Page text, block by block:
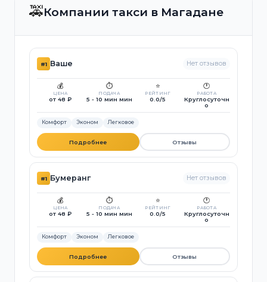
🚕Компании такси в Магадане
#1 Ваше Нет отзывов
💰
ЦЕНА
от 48 ₽
⏱️
ПОДАЧА
5 - 10 мин мин
⭐
РЕЙТИНГ
0.0/5
🕐
РАБОТА
Круглосуточн
о
Комфорт Эконом Легковое
Подробнее Отзывы
#1 Бумеранг Нет отзывов
💰
ЦЕНА
от 48 ₽
⏱️
ПОДАЧА
5 - 10 мин мин
⭐
РЕЙТИНГ
0.0/5
🕐
РАБОТА
Круглосуточн
о
Комфорт Эконом Легковое
Подробнее Отзывы